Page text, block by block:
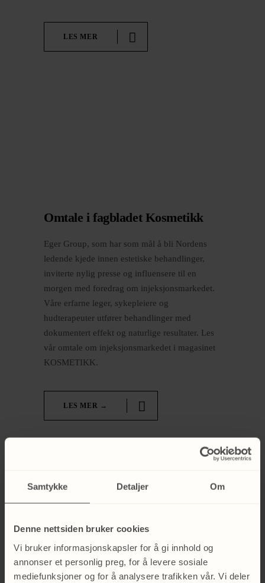
Samtykke Detaljer Om
Denne nettsiden bruker cookies
Vi bruker informasjonskapsler for å gi innhold og
annonser et personlig preg, for å levere sosiale
mediefunksjoner og for å analysere trafikken vår. Vi deler
LES MER
Omtale i fagbladet Kosmetikk
​Eger Group, som har som mål å bli Nordens
ledende kjede innen estetiske behandlinger,
inviterte nylig presse og influensere til en
morgen med foredrag om injeksjonsmarkedet.
Våre erfarne leger, sykepleiere og
hudterapeuter utfører behandlinger med
dokumentert effekt og naturlige resultater. Les
vår omtale om injeksjonsmarkedet i magasinet
KOSMETIKK.
LES MER →